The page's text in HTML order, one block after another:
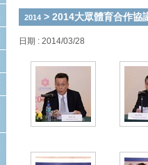
2014 > 2014大眾體育合作協
日期 : 2014/03/28